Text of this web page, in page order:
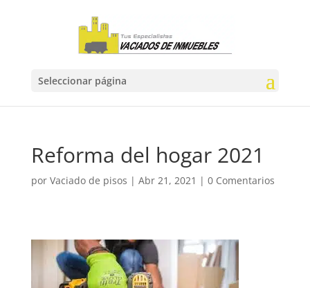
Seleccionar página
Reforma del hogar 2021
por Vaciado de pisos | Abr 21, 2021 | 0 Comentarios